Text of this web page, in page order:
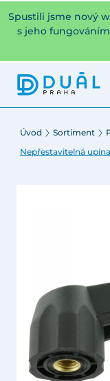
Spustili jsme nový
s jeho
Úvod Sortiment
Nepřestavitelná